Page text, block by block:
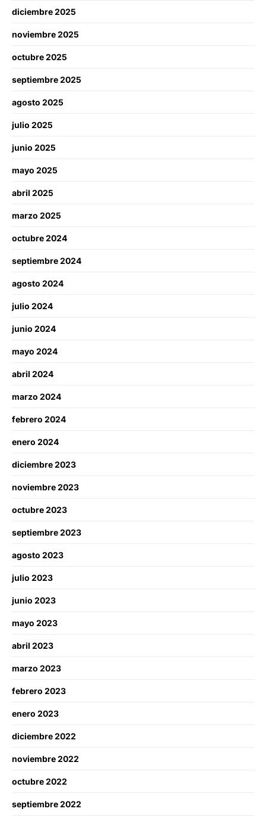
diciembre 2025
noviembre 2025
octubre 2025
septiembre 2025
agosto 2025
julio 2025
junio 2025
mayo 2025
abril 2025
marzo 2025
octubre 2024
septiembre 2024
agosto 2024
julio 2024
junio 2024
mayo 2024
abril 2024
marzo 2024
febrero 2024
enero 2024
diciembre 2023
noviembre 2023
octubre 2023
septiembre 2023
agosto 2023
julio 2023
junio 2023
mayo 2023
abril 2023
marzo 2023
febrero 2023
enero 2023
diciembre 2022
noviembre 2022
octubre 2022
septiembre 2022